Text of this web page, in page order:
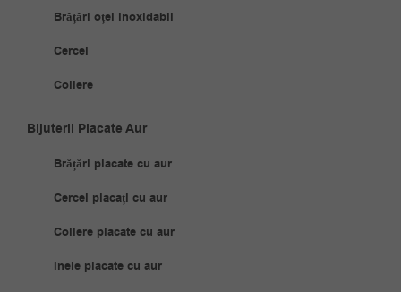
Brățări oțel inoxidabil
Cercei
Coliere
Bijuterii Placate Aur
Brățări placate cu aur
Cercei placați cu aur
Coliere placate cu aur
Inele placate cu aur